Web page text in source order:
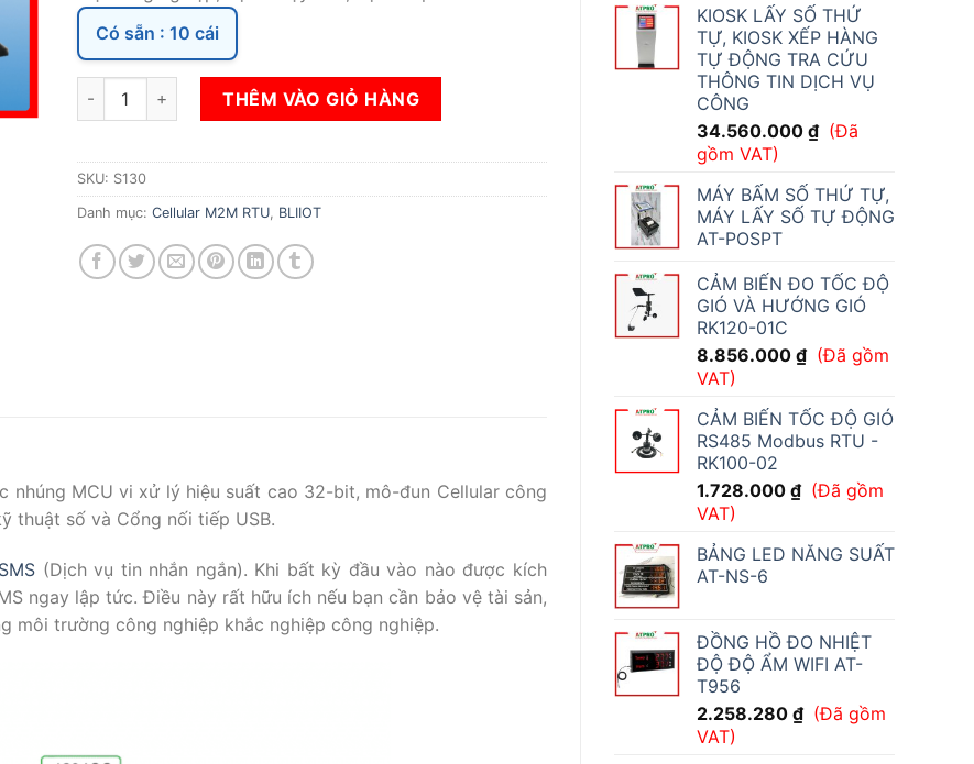
KIOSK LẤY SỐ THỨ
TỰ, KIOSK XẾP HÀNG
TỰ ĐỘNG TRA CỨU
THÔNG TIN DỊCH VỤ
CÔNG
34.560.000 ₫ (Đã
gồm VAT)
MÁY BẤM SỐ THỨ TỰ,
MÁY LẤY SỐ TỰ ĐỘNG
AT-POSPT
CẢM BIẾN ĐO TỐC ĐỘ
GIÓ VÀ HƯỚNG GIÓ
RK120-01C
8.856.000 ₫ (Đã gồm
VAT)
CẢM BIẾN TỐC ĐỘ GIÓ
RS485 Modbus RTU -
RK100-02
1.728.000 ₫ (Đã gồm
VAT)
BẢNG LED NĂNG SUẤT
AT-NS-6
ĐỒNG HỒ ĐO NHIỆT
ĐỘ ĐỘ ẨM WIFI AT-
T956
2.258.280 ₫ (Đã gồm
VAT)
Có sẵn : 10 cái
BỘ ĐIỀU KHIỂN CẢNH BÁO TỪ XA GMS 3G 4G SMS - S130 số lượng
THÊM VÀO GIỎ HÀNG
SKU: S130
Danh mục: Cellular M2M RTU BLIIOT
nhúng MCU vi xử lý hiệu suất cao 32-bit, mô-đun Cellular công
thuật số và Cổng nối tiếp USB.
SMS (Dịch vụ tin nhắn ngắn). Khi bất kỳ đầu vào nào được kích
ngay lập tức. Điều này rất hữu ích nếu bạn cần bảo vệ tài sản,
môi trường công nghiệp khắc nghiệp công nghiệp.